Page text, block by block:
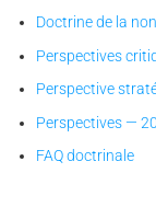
Doctrine de la
Perspectives
Perspective
Perspectives —
FAQ doctrinale